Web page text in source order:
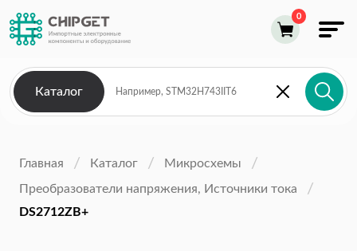
Каталог
Главная Каталог
Микросхемы
Преобразователи напряжения, Источники тока
DS2712ZB+